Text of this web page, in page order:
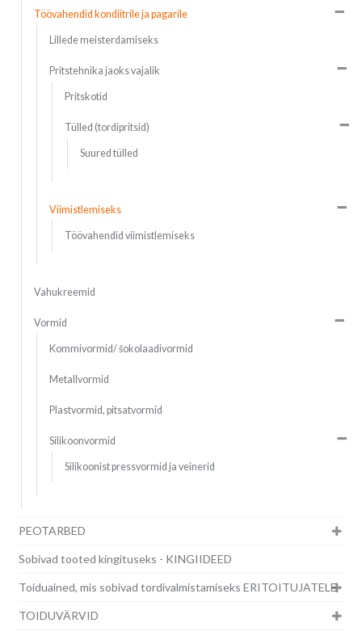
Töövahendid kondiitrile ja pagarile
Lillede meisterdamiseks
Pritstehnika jaoks vajalik
Pritskotid
Tülled (tordipritsid)
Suured tülled
Viimistlemiseks
Töövahendid viimistlemiseks
Vahukreemid
Vormid
Kommivormid/ šokolaadivormid
Metallvormid
Plastvormid, pitsatvormid
Silikoonvormid
Silikoonist pressvormid ja veinerid
PEOTARBED
Sobivad tooted kingituseks - KINGIIDEED
Toiduained, mis sobivad tordivalmistamiseks ERITOITUJATELE
TOIDUVÄRVID